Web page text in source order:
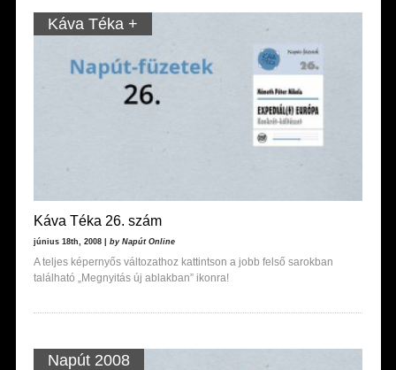
Káva Téka +
Káva Téka 26. szám
június 18th, 2008 | by Napút Online
A teljes képernyős változathoz kattintson a jobb felső sarokban
található „Megnyitás új ablakban” ikonra!
Napút 2008